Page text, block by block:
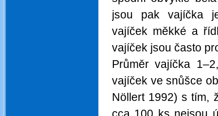
jsou pak vajíčka
vajíček měkké a
vajíček jsou často
Průměr vajíčka
vajíček ve snůšce
Nöllert 1992) s tím,